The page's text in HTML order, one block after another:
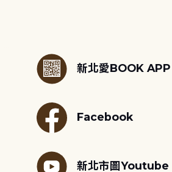
新北愛BOOK APP
Facebook
新北市圖Youtube